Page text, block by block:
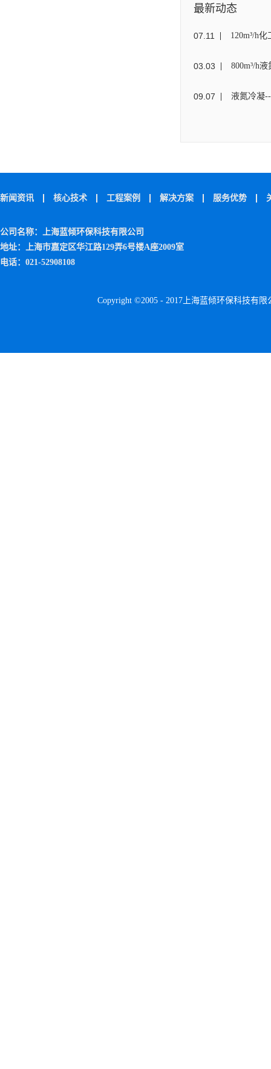
最新动态
07 11 120m³/h
03 03 800m³/h
09 07 液氮冷凝
新闻资讯 核心技术 工程案例 解决方案 服务优势
公司名称：上海蓝倾环保科技有限公司
地址：上海市嘉定区华江路129弄6号楼A座2009室
电话：021-52908108
Copyright ©2005 - 2017上海蓝倾环保科技有限